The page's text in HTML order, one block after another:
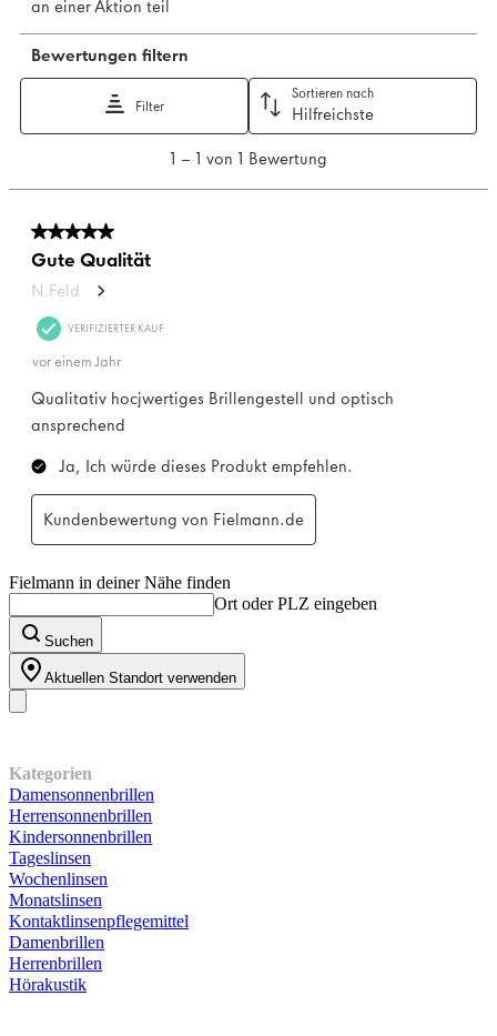
Fielmann in deiner Nähe finden
Ort oder PLZ eingeben
Suchen
Aktuellen Standort verwenden
Kategorien
Damensonnenbrillen
Herrensonnenbrillen
Kindersonnenbrillen
Tageslinsen
Wochenlinsen
Monatslinsen
Kontaktlinsenpflegemittel
Damenbrillen
Herrenbrillen
Hörakustik